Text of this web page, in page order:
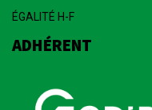
ÉGALITÉ H-F
ADHÉRENT